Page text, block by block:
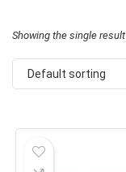
Showing the single result
Default sorting